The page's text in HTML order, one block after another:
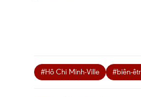
#Hô Chi Minh-Ville #biên-